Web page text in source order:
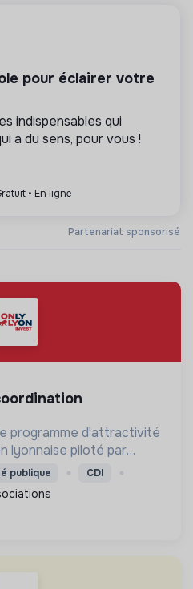
Partenariat sponsorisé
pour éclairer votre
indispensables qui
a du sens, pour vous !
• En ligne
programme d'attractivité
lyonnaise piloté par
à but non
publique CDI